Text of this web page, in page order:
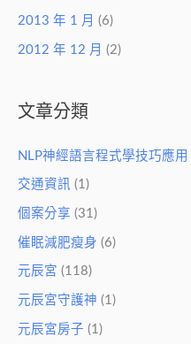
2013 年 1 月 (6)
2012 年 12 月 (2)
文章分類
NLP神經語言程式學技巧應用
交通資訊 (1)
個案分享 (31)
催眠減肥瘦身 (6)
元辰宮 (118)
元辰宮守護神 (1)
元辰宮房子 (1)